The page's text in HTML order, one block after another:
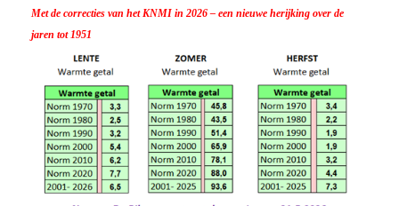
Met de correcties van het KNMI in 2026 – een nieuwe herijking over de
jaren tot 1951